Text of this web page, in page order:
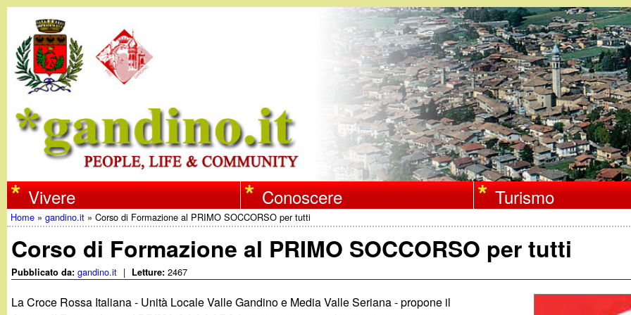
Salta
al
contenuto
principale
w
w
w
.
Vivere Conoscere Turismo
Tu
sei
Home »gandino.it »Corso di Formazione al PRIMO SOCCORSO per tutti
Corso di Formazione al PRIMO SOCCORSO per tutti
Pubblicato da:gandino.it | Letture:2467
La Croce Rossa Italiana - Unità Locale Valle Gandino e Media Valle Seriana - propone il